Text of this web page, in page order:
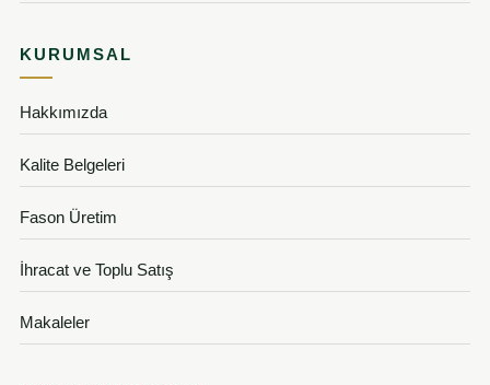
KURUMSAL
Hakkımızda
Kalite Belgeleri
Fason Üretim
İhracat ve Toplu Satış
Makaleler